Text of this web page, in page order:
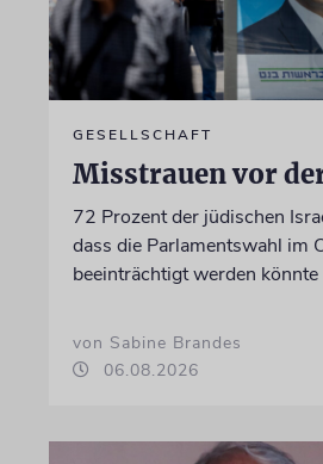
GESELLSCHAFT
Misstrauen vor
72 Prozent der jüdischen
dass die Parlamentswahl im
beeinträchtigt werden könnte
von Sabine Brandes
06.08.2026